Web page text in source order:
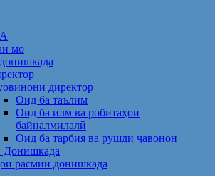
мо
директор
Оид ба таълим
Оид ба илм ва робитаҳои
байналмилалӣ
Оид ба тарбия ва рушди ҷавонон
Донишкада
расмии донишкада